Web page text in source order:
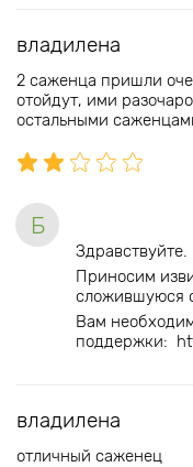
владилена
2 саженца пришли
отойдут, ими
остальными
Б
Здравствуйте.
Приносим
сложившуюся
Вам
поддержки:
владилена
отличный саженец